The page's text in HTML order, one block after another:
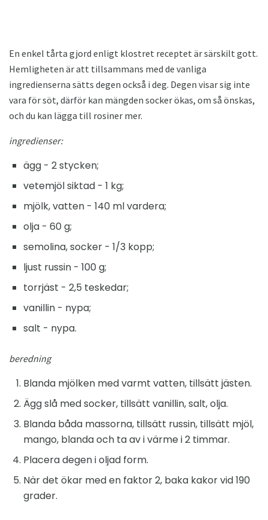
En enkel tårta gjord enligt klostret receptet är särskilt gott.
Hemligheten är att tillsammans med de vanliga
ingredienserna sätts degen också i deg. Degen visar sig inte
vara för söt, därför kan mängden socker ökas, om så önskas,
och du kan lägga till rosiner mer.
ingredienser:
ägg - 2 stycken;
vetemjöl siktad - 1 kg;
mjölk, vatten - 140 ml vardera;
olja - 60 g;
semolina, socker - 1/3 kopp;
ljust russin - 100 g;
torrjäst - 2,5 teskedar;
vanillin - nypa;
salt - nypa.
beredning
Blanda mjölken med varmt vatten, tillsätt jästen.
Ägg slå med socker, tillsätt vanillin, salt, olja.
Blanda båda massorna, tillsätt russin, tillsätt mjöl,
mango, blanda och ta av i värme i 2 timmar.
Placera degen i oljad form.
När det ökar med en faktor 2, baka kakor vid 190
grader.